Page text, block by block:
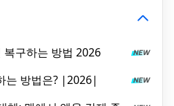
복구하는 방법 2026
는 방법은? |2026|